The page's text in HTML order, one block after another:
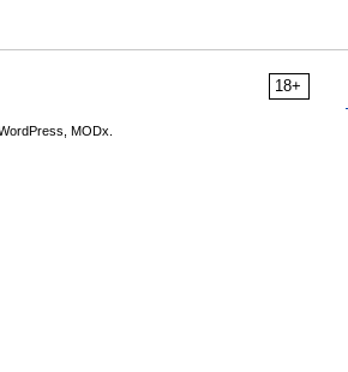
18+
MODx.